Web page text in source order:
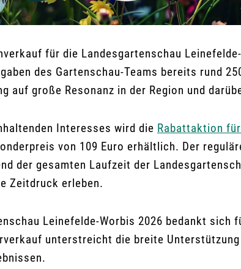
für die Landesgartenschau
des Gartenschau-Teams bereits rund
auf große Resonanz in der Region und
Interesses wird die Rabattaktion
von 109 Euro erhältlich. Der
der gesamten Laufzeit der
Zeitdruck erleben.
Leinefelde-Worbis 2026 bedankt
unterstreicht die breite